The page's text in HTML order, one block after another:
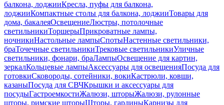
балкона, лоджииКресла, пуфы для балкона,
лоджииКомпактные столы для балкона, лоджииТовары для
дома, бакалеяОсвещениеЛюстры, потолочные
светильникиТоршерыПрикроватные лампы,
ночникиНастольные лампыСпотыНастенные светильники,
браТочечные светильникиТрековые светильникиУличные
светильники, фонари, браЛампыОсвещение для картин,
зеркалКольцевые лампыАксессуары для освещенияПосуда для
готовкиСковороды, сотейники, вокиКастрюли, ковши,
казаныПосуда для СВЧКрышки и аксессуары для
посудыГастроемкостиЖалюзи, шторыЖалюзи, рулонные
шторы, римские шторыШторы, гардиныКарнизы для